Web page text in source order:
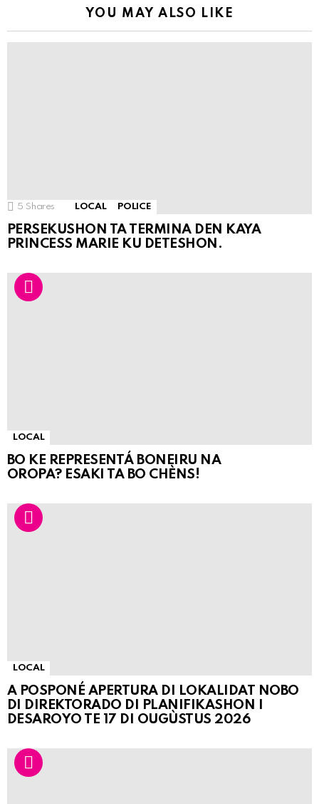
YOU MAY ALSO LIKE
5 Shares LOCAL POLICE
PERSEKUSHON TA TERMINA DEN KAYA
PRINCESS MARIE KU DETESHON.
LOCAL
BO KE REPRESENTÁ BONEIRU NA
OROPA? ESAKI TA BO CHÈNS!
LOCAL
A POSPONÉ APERTURA DI LOKALIDAT NOBO
DI DIREKTORADO DI PLANIFIKASHON I
DESAROYO TE 17 DI OUGÙSTUS 2026